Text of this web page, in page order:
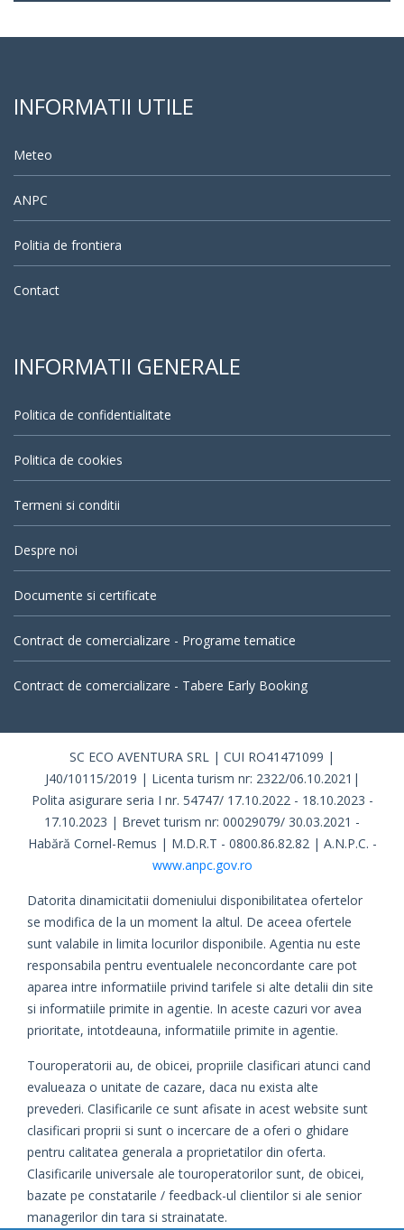
INFORMATII UTILE
Meteo
ANPC
Politia de frontiera
Contact
INFORMATII GENERALE
Politica de confidentialitate
Politica de cookies
Termeni si conditii
Despre noi
Documente si certificate
Contract de comercializare - Programe tematice
Contract de comercializare - Tabere Early Booking
SC ECO AVENTURA SRL | CUI RO41471099 |
J40/10115/2019 | Licenta turism nr: 2322/06.10.2021|
Polita asigurare seria I nr. 54747/ 17.10.2022 - 18.10.2023 -
17.10.2023 | Brevet turism nr: 00029079/ 30.03.2021 -
Habără Cornel-Remus | M.D.R.T - 0800.86.82.82 | A.N.P.C. -
www.anpc.gov.ro
Datorita dinamicitatii domeniului disponibilitatea ofertelor
se modifica de la un moment la altul. De aceea ofertele
sunt valabile in limita locurilor disponibile. Agentia nu este
responsabila pentru eventualele neconcordante care pot
aparea intre informatiile privind tarifele si alte detalii din site
si informatiile primite in agentie. In aceste cazuri vor avea
prioritate, intotdeauna, informatiile primite in agentie.
Touroperatorii au, de obicei, propriile clasificari atunci cand
evalueaza o unitate de cazare, daca nu exista alte
prevederi. Clasificarile ce sunt afisate in acest website sunt
clasificari proprii si sunt o incercare de a oferi o ghidare
pentru calitatea generala a proprietatilor din oferta.
Clasificarile universale ale touroperatorilor sunt, de obicei,
bazate pe constatarile / feedback-ul clientilor si ale senior
managerilor din tara si strainatate.